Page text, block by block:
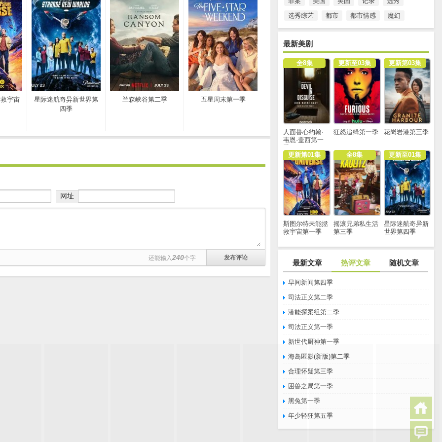
选秀综艺
都市 都市情感 魔幻
最新美剧
全8集
人面兽心约翰·
韦恩·盖西第一
季
更新至03集
狂怒追缉第一季
更新第03集
花岗岩港第三季
更新第01集
斯图尔特未能拯
救宇宙第一季
全8集
摇滚兄弟私生活
第三季
更新至01集
星际迷航奇异新
世界第四季
最新文章 热评文章 随机文章
早间新闻第四季
司法正义第二季
潜能探案组第二季
司法正义第一季
新世代厨神第一季
海岛匿影(新版)第二季
合理怀疑第三季
困兽之局第一季
黑兔第一季
年少轻狂第五季
宇宙
星际迷航奇异新世界第
四季
兰森峡谷第二季 五星周末第一季
网址
还能输入240个字